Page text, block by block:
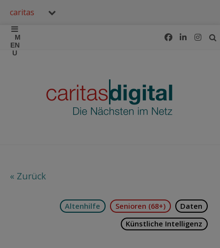
caritas
« Zurück
Altenhilfe Senioren (68+)
Daten
Künstliche Intelligenz